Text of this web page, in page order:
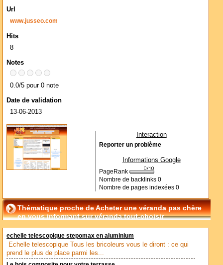
Url
www.jusseo.com
Hits
8
Notes
0.0/5 pour 0 note
Date de validation
13-06-2013
Interaction
Reporter un problème
Informations Google
PageRank
Nombre de backlinks 0
Nombre de pages indexées 0
Thématique proche de Acheter une véranda pas chère
en vous informant sur véranda tout-choisir
echelle telescopique stepomax en aluminium
Echelle telescopique Tous les bricoleurs vous le diront : ce qui
prend le plus de place parmi les...